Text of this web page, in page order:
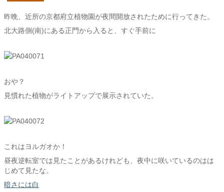
昨晩、近所の京都府立植物園が夜間開放されたために行ってきた。
北大路側(南)にある正門から入ると、すぐ手前に
おや？
見慣れた植物がライトアップで展示されていた。
これはヨルガオか！
昼夜逆転室では見たことがあるけれども、夜中に咲いているのはは
じめて見たな。
暗さには白